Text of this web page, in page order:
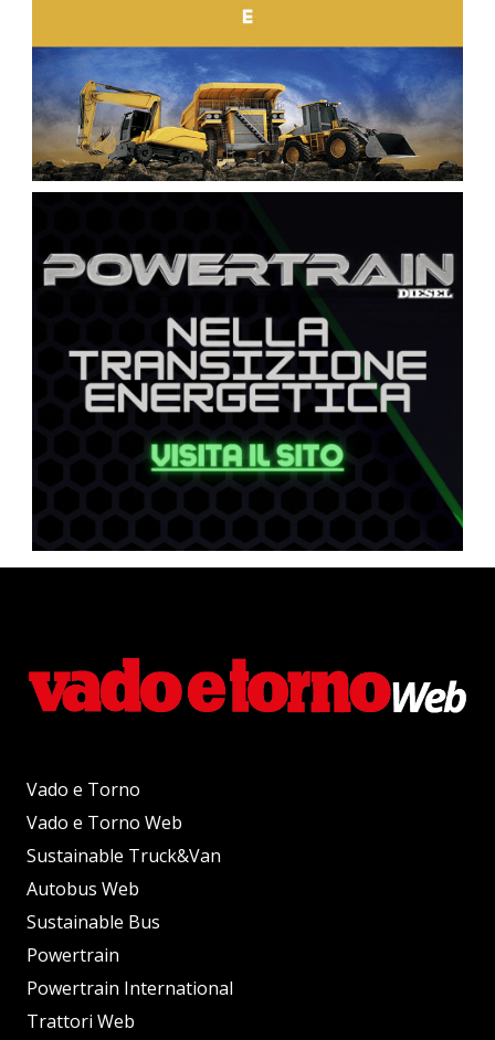
Vado e Torno
Vado e Torno Web
Sustainable Truck&Van
Autobus Web
Sustainable Bus
Powertrain
Powertrain International
Trattori Web